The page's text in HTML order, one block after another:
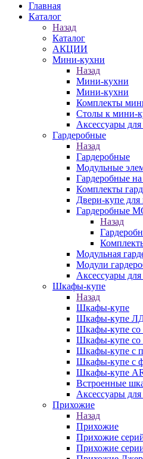
Главная
Каталог
Назад
Каталог
АКЦИИ
Мини-кухни
Назад
Мини-кухни
Мини-кухни
Комплекты
Столы к мини-
Аксессуары
Гардеробные
Назад
Гардеробные
Модульные
Гардеробные на
Комплекты
Двери-купе для
Гардеробные
Назад
Модульная
Модули
Аксессуары
Шкафы-купе
Назад
Шкафы-купе
Шкафы-купе
Шкафы-купе со
Шкафы-купе со
Шкафы-купе с
Шкафы-купе с
Шкафы-купе
Встроенные
Аксессуары
Прихожие
Назад
Прихожие
Прихожие
Прихожие